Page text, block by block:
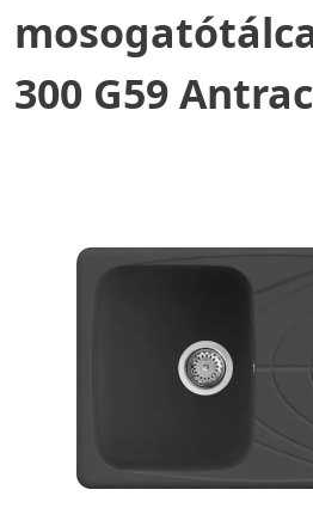
300 G59